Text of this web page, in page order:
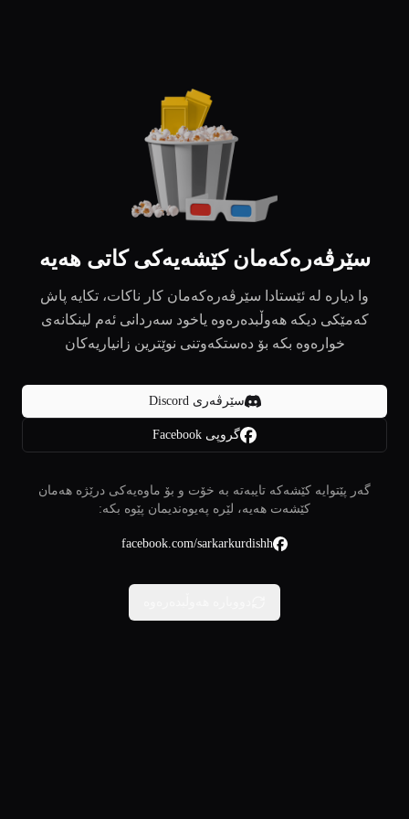
سێرڤەرەکەمان کێشەیەکی کاتی هەیە
وا دیارە لە ئێستادا سێرڤەرەکەمان کار ناکات، تکایە پاش
کەمێکی دیکە هەوڵبدەرەوە یاخود سەردانی ئەم لینکانەی
خوارەوە بکە بۆ دەستکەوتنی نوێترین زانیاریەکان
سێرڤەری Discord
گروپی Facebook
گەر پێتوایە کێشەکە تایبەتە بە خۆت و بۆ ماوەیەکی درێژە هەمان
کێشەت هەیە، لێرە پەیوەندیمان پێوە بکە:
facebook.com/sarkarkurdishh